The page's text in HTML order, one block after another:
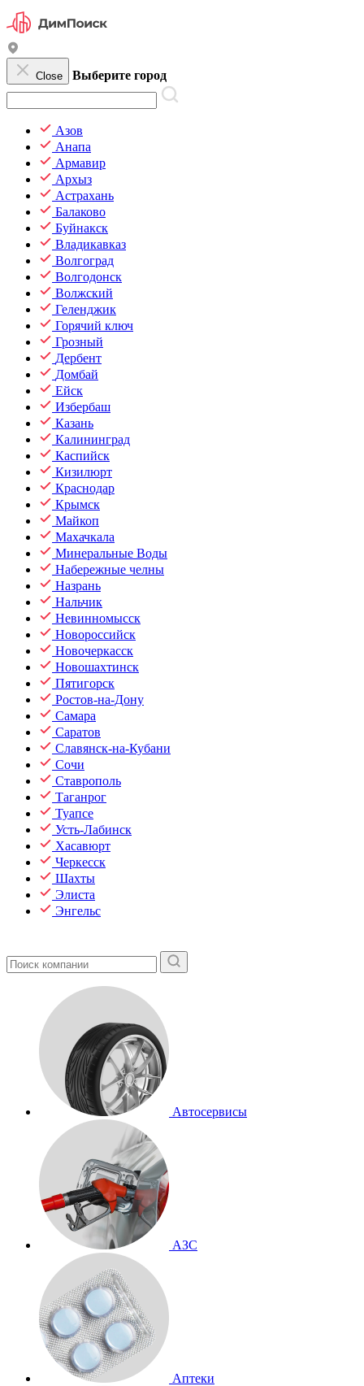
Close Выберите город
Азов
Анапа
Армавир
Архыз
Астрахань
Балаково
Буйнакск
Владикавказ
Волгоград
Волгодонск
Волжский
Геленджик
Горячий ключ
Грозный
Дербент
Домбай
Ейск
Избербаш
Казань
Калининград
Каспийск
Кизилюрт
Краснодар
Крымск
Майкоп
Махачкала
Минеральные Воды
Набережные челны
Назрань
Нальчик
Невинномысск
Новороссийск
Новочеркасск
Новошахтинск
Пятигорск
Ростов-на-Дону
Самара
Саратов
Славянск-на-Кубани
Сочи
Ставрополь
Таганрог
Туапсе
Усть-Лабинск
Хасавюрт
Черкесск
Шахты
Элиста
Энгельс
Автосервисы
АЗС
Аптеки